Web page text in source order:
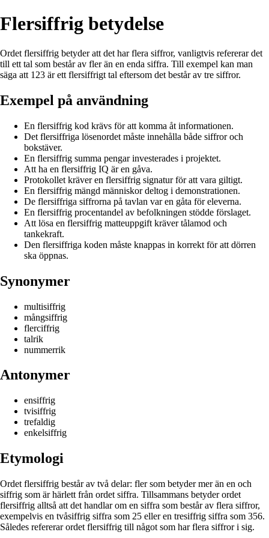
Flersiffrig betydelse
Ordet flersiffrig betyder att det har flera siffror, vanligtvis refererar det
till ett tal som består av fler än en enda siffra. Till exempel kan man
säga att 123 är ett flersiffrigt tal eftersom det består av tre siffror.
Exempel på användning
En flersiffrig kod krävs för att komma åt informationen.
Det flersiffriga lösenordet måste innehålla både siffror och
bokstäver.
En flersiffrig summa pengar investerades i projektet.
Att ha en flersiffrig IQ är en gåva.
Protokollet kräver en flersiffrig signatur för att vara giltigt.
En flersiffrig mängd människor deltog i demonstrationen.
De flersiffriga siffrorna på tavlan var en gåta för eleverna.
En flersiffrig procentandel av befolkningen stödde förslaget.
Att lösa en flersiffrig matteuppgift kräver tålamod och
tankekraft.
Den flersiffriga koden måste knappas in korrekt för att dörren
ska öppnas.
Synonymer
multisiffrig
mångsiffrig
flerciffrig
talrik
nummerrik
Antonymer
ensiffrig
tvisiffrig
trefaldig
enkelsiffrig
Etymologi
Ordet flersiffrig består av två delar: fler som betyder mer än en och
siffrig som är härlett från ordet siffra. Tillsammans betyder ordet
flersiffrig alltså att det handlar om en siffra som består av flera siffror,
exempelvis en tvåsiffrig siffra som 25 eller en tresiffrig siffra som 356.
Således refererar ordet flersiffrig till något som har flera siffror i sig.